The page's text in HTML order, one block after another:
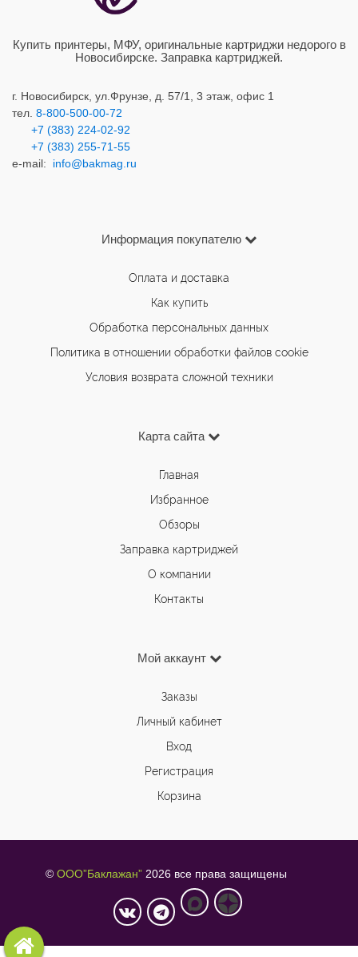
Купить принтеры, МФУ, оригинальные картриджи недорого в
Новосибирске. Заправка картриджей.
г. Новосибирск, ул.Фрунзе, д. 57/1, 3 этаж, офис 1
тел. 8-800-500-00-72
+7 (383) 224-02-92
+7 (383) 255-71-55
e-mail: info@bakmag.ru
Информация покупателю
Оплата и доставка
Как купить
Обработка персональных данных
Политика в отношении обработки файлов cookie
Условия возврата сложной техники
Карта сайта
Главная
Избранное
Обзоры
Заправка картриджей
О компании
Контакты
Мой аккаунт
Заказы
Личный кабинет
Вход
Регистрация
Корзина
© ООО”Баклажан” 2026 все права защищены